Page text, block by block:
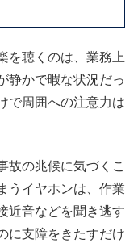
を聴くのは、業務上
静かで暇な状況だっ
で周囲への注意力は
故の兆候に気づくこ
うイヤホンは、作業
近音などを聞き逃す
に支障をきたすだけ